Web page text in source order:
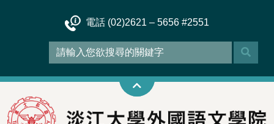
電話 (02)2621 – 5656 #2551